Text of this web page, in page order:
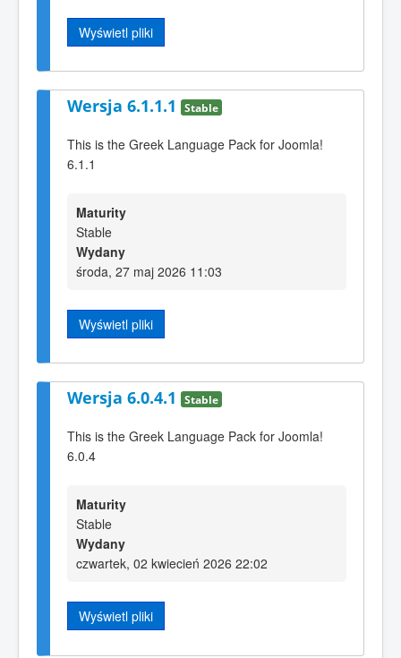
Wyświetl pliki
Wersja 6.1.1.1 Stable
This is the Greek Language Pack for Joomla!
6.1.1
Maturity
Stable
Wydany
środa, 27 maj 2026 11:03
Wyświetl pliki
Wersja 6.0.4.1 Stable
This is the Greek Language Pack for Joomla!
6.0.4
Maturity
Stable
Wydany
czwartek, 02 kwiecień 2026 22:02
Wyświetl pliki